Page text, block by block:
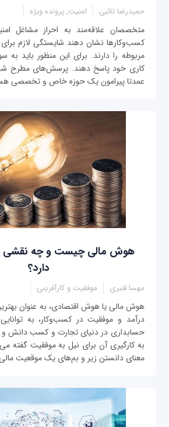
حمیدرضا تائبی امنیت, پرونده ویژه
متخصصان علاقه‌مند به احراز مشاغل
کسب‌وکارها نشان دهند شایستگی لازم
مربوطه را دارند. برای این منظور باید
کاری خود پاسخ دهند. پرسش‌های مطرح
عمدتا پیرامون یک حوزه خاص و تخصصی
هوش مالی چیست و چه نقشی
دارد؟
مهسا قنبری موفقیت و کارآفرینی
هوش مالی یا هوش اقتصادی، به عنوان
درآمد و موفقیت در کسب‌و‌کار، به
حسابداری در دنیای تجارت و کسب دانش و
به کارگیری آن برای نیل به موفقیت گفته
معنای دانستن زیر و بم‌های یک موقعیت